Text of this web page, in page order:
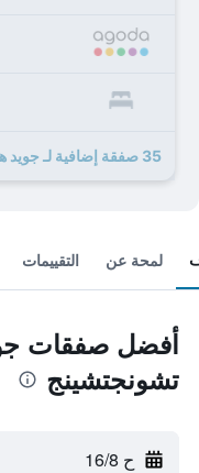
35 صفقة إضافية لـ جويد هوتل تايبايه تشونجتشينج
لمحة عن التقييمات
أفضل صفقات
تشونجتشينج
ح 16/8